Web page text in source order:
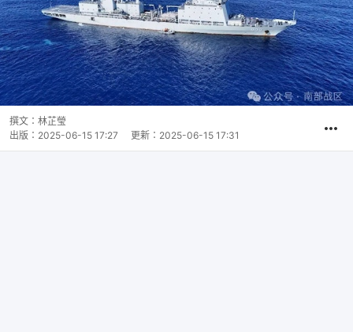
撰文： 林芷瑩
出版： 2025-06-15 17:27 更新： 2025-06-15 17:31